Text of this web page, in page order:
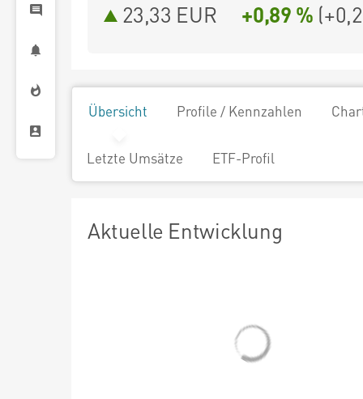
23,33 EUR +0,89 % (
Übersicht Profile / Kennzahlen
Letzte Umsätze ETF-Profil
Aktuelle Entwicklung